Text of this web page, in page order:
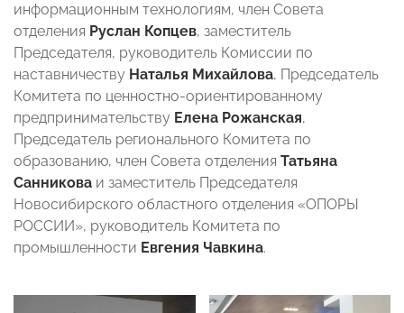
информационным технологиям, член Совета
отделения Руслан Копцев, заместитель
Председателя, руководитель Комиссии по
наставничеству Наталья Михайлова, Председатель
Комитета по ценностно-ориентированному
предпринимательству Елена Рожанская,
Председатель регионального Комитета по
образованию, член Совета отделения Татьяна
Санникова и заместитель Председателя
Новосибирского областного отделения «ОПОРЫ
РОССИИ», руководитель Комитета по
промышленности Евгения Чавкина.